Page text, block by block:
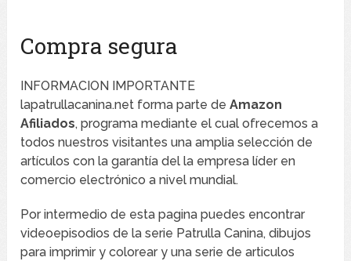
Compra segura
INFORMACION IMPORTANTE
lapatrullacanina.net forma parte deAmazon
Afiliados, programa mediante el cual ofrecemos a
todos nuestros visitantes una amplia selección de
artículos con la garantía del la empresa líder en
comercio electrónico a nivel mundial.
Por intermedio de esta pagina puedes encontrar
videoepisodios de la serie Patrulla Canina, dibujos
para imprimir y colorear y una serie de articulos